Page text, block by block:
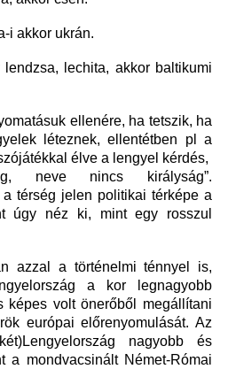
i akkor ukrán.
lechita, akkor baltikumi
ellenére, ha tetszik, ha
léteznek, ellentétben pl a
élve a lengyel kérdés,
neve nincs királyság”.
térség jelen politikai térképe a
úgy néz ki, mint egy rosszul
azzal a történelmi ténnyel is,
a kor legnagyobb
képes volt önerőből megállítani
európai előrenyomulását. Az
nagyobb és
a mondvacsinált Német-Római